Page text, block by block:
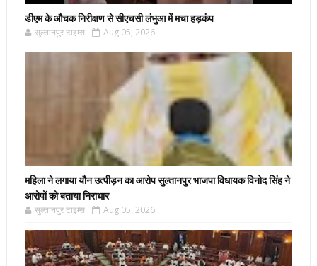
डीएम के औचक निरीक्षण से सीएचसी लंभुआ में मचा हड़कंप
सुल्तानपुर टाइम्स Aug 05, 2026
महिला ने लगाया यौन उत्पीड़न का आरोप सुल्तानपुर भाजपा विधायक विनोद सिंह ने
आरोपों को बताया निराधार
सुल्तानपुर टाइम्स Aug 05, 2026